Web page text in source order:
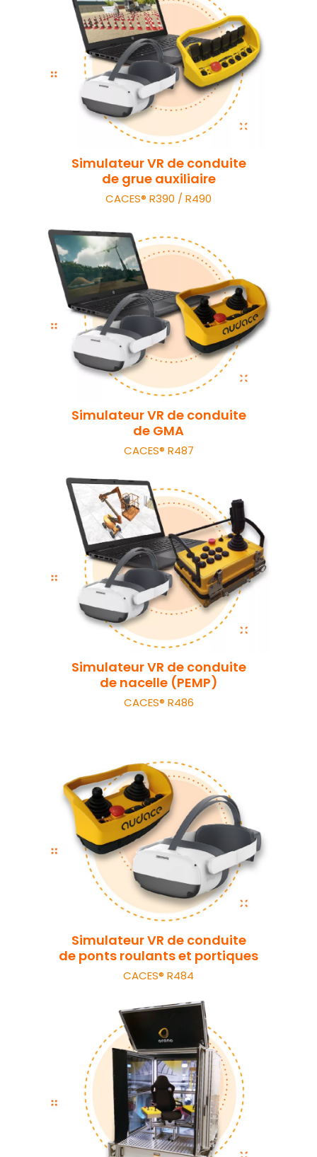
Simulateur VR de conduite
de grue auxiliaire
CACES® R390 / R490
Simulateur VR de conduite
de GMA
CACES® R487
Simulateur VR de conduite
de nacelle (PEMP)
CACES® R486
Simulateur VR de conduite
de ponts roulants et portiques
CACES® R484